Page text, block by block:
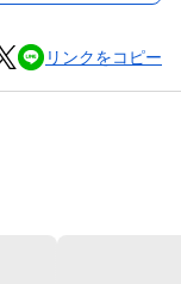
リンクをコピー